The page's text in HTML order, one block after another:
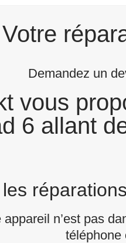
Votre
Demandez un
vous
6 allant
n’est pas
téléphone